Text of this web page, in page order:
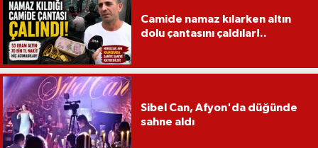
Camide namaz kılarken altın
dolu çantasını çaldılar!..
Sibel Can, Afyon'da düğünde
sahne aldı